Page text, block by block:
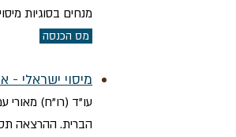
מנחים בסוגיות
מס הכנסה ​
מיסוי ישראלי -
הברית. ההרצאה